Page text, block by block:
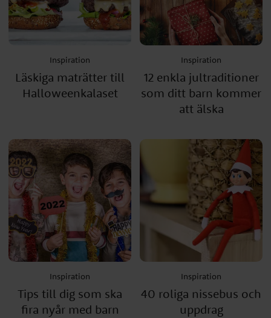
Inspiration
Läskiga maträtter till
Halloweenkalaset
Inspiration
12 enkla jultraditioner
som ditt barn kommer
att älska
Inspiration
Tips till dig som ska
fira nyår med barn
Inspiration
40 roliga nissebus och
uppdrag